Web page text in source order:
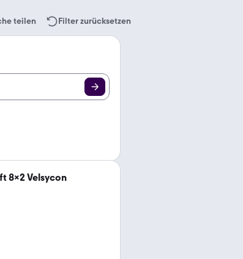
teilen Filter zurücksetzen
8x2 Velsycon